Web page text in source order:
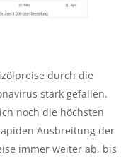
durch die
stark gefallen.
noch die höchsten
Ausbreitung der
immer weiter ab, bis